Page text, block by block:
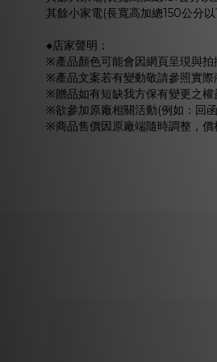
其餘小家電(長寬高加總150公分
◆店家聲明：
※產品顏色可能會因網頁呈現與拍
※產品文案若有變動敬請參照實際
※贈品如有短缺我方保有變更之權
※欲參加原廠相關活動(例如：回
※商品售價因原廠端隨時調整，